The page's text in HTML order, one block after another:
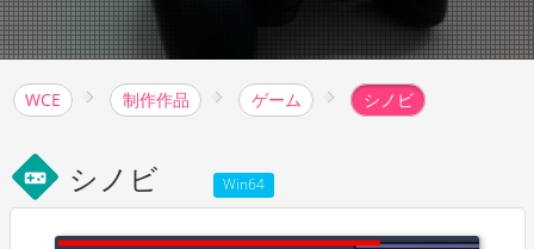
WCE 制作作品 ゲーム シノビ
videogame_asset シノビ Win64